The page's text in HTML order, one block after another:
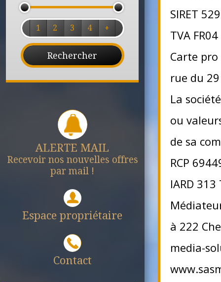
1 2 3 4 +
ALERTE MAIL
Recevoir nos nouvelles offres
par mail !
Espace propriétaire
Contact
SIRET
TVA
Carte
rue du
La
ou
de sa
RCP
IARD 313
à 222
media-